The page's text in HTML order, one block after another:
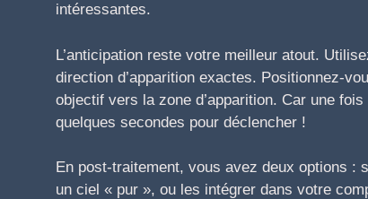
intéressantes.
L’anticipation reste votre meilleur atout.
direction d’apparition exactes. Positionnez-
objectif vers la zone d’apparition. Car une
quelques secondes pour déclencher !
En post-traitement, vous avez deux options :
un ciel « pur », ou les intégrer dans votre